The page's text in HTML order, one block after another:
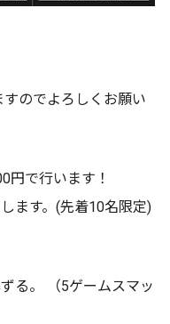
のでよろしくお願い
円で行います！
ます。(先着10名限定)
る。 （5ゲームスマッ